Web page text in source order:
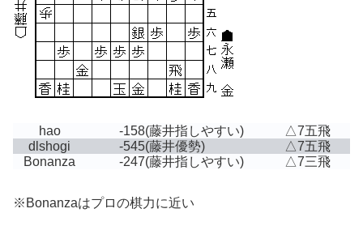
hao -158(藤井指しやすい)
△7五飛
dlshogi
-545(藤井優勢)
△7五飛
Bonanza
-247(藤井指しやすい) △7三飛
※Bonanzaはプロの棋力に近い